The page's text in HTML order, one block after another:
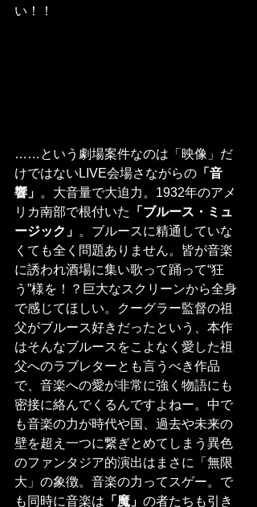
い！！
……という劇場案件なのは「映像」だ
けではないLIVE会場さながらの 「音
響」 。大音量で大迫力。1932年のアメ
リカ南部で根付いた
「ブルース・ミュ
ージック」 。ブルースに精通していな
くても全く問題ありません。皆が音楽
に誘われ酒場に集い歌って踊って“狂
う”様を！？巨大なスクリーンから全身
で感じてほしい。クーグラー監督の祖
父がブルース好きだったという、本作
はそんなブルースをこよなく愛した祖
父へのラブレターとも言うべき作品
で、音楽への愛が非常に強く物語にも
密接に絡んでくるんですよねー。中で
も音楽の力が時代や国、過去や未来の
壁を超え一つに繋ぎとめてしまう異色
のファンタジア的演出はまさに「無限
大」の象徴。音楽の力ってスゲー。で
も同時に音楽は 「魔」 の者たちも引き